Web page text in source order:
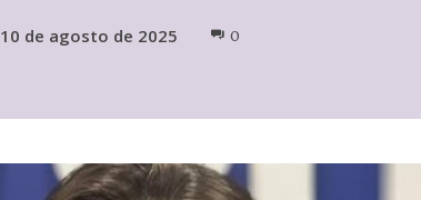
10 de agosto de 2025 0